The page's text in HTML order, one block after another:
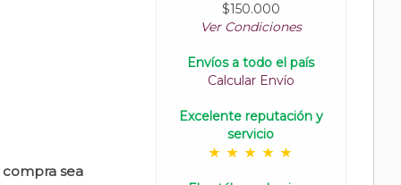
sea
$150.000
Ver Condiciones
Envíos a todo el país
Calcular Envío
Excelente reputación y
servicio